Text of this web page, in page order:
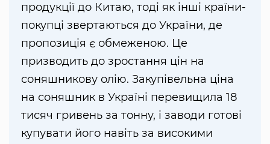
продукції до Китаю, тоді як інші країни-
покупці звертаються до України, де
пропозиція є обмеженою. Це
призводить до зростання цін на
соняшникову олію. Закупівельна ціна
на соняшник в Україні перевищила 18
тисяч гривень за тонну, і заводи готові
купувати його навіть за високими